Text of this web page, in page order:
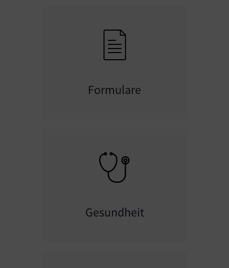
Formulare
Gesundheit